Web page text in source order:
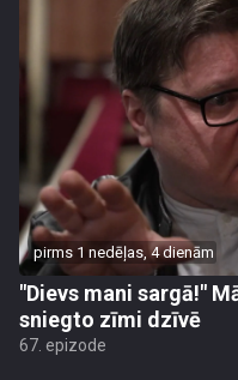
pirms 1 nedēļas, 4 dienām
"Dievs mani sargā!"
sniegto zīmi dzīvē
67. epizode